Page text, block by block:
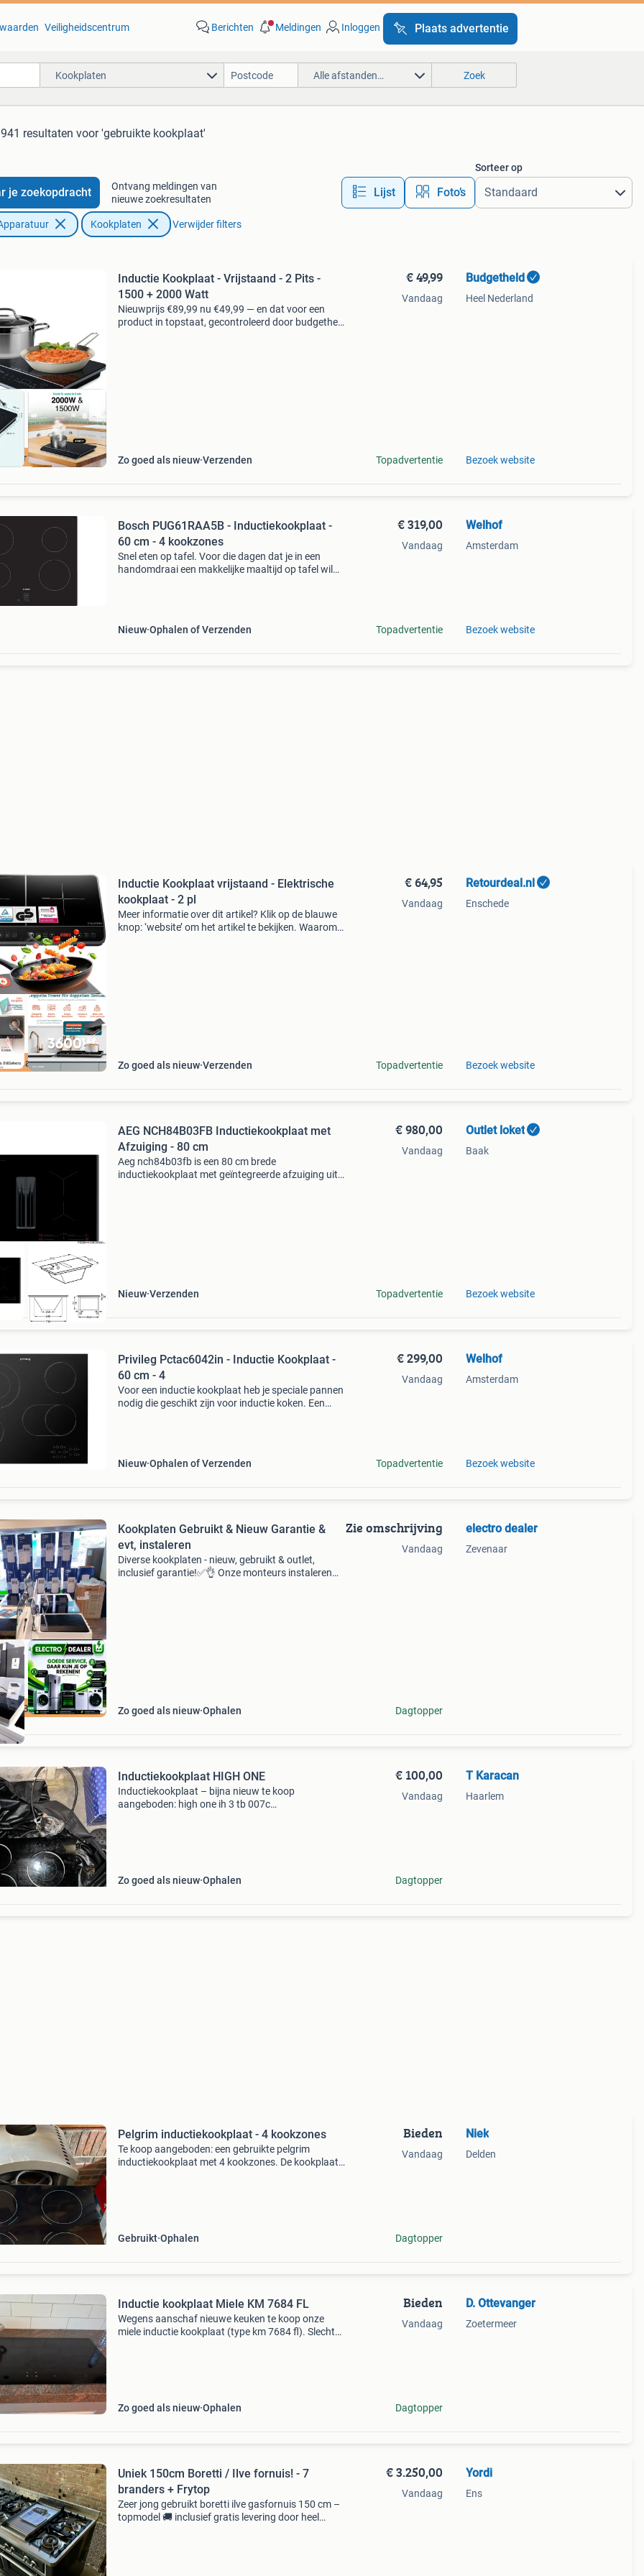
Veiligheidscentrum Berichten Meldingen Inloggen Plaats advertentie
Kookplaten Alle afstanden… Zoek
resultaten voor 'gebruikte kookplaat'
je zoekopdracht
Ontvang meldingen van
nieuwe zoekresultaten
Lijst Foto’s
Sorteer op
Kookplaten Verwijder filters
40 Euro
Inductie Kookplaat - Vrijstaand - 2 Pits -
1500 + 2000 Watt
Nieuwprijs €89,99 nu €49,99 — en dat voor een
product in topstaat, gecontroleerd door budgetheld
Zo goed als nieuw Verzenden
€ 49,99
Vandaag
Topadvertentie
Budgetheld
Heel Nederland
Bezoek website
Bosch PUG61RAA5B - Inductiekookplaat -
60 cm - 4 kookzones
Snel eten op tafel. Voor die dagen dat je in een
handomdraai een makkelijke maaltijd op tafel wil
Nieuw Ophalen of Verzenden
€ 319,00
Vandaag
Topadvertentie
Welhof
Amsterdam
Bezoek website
Korting
Inductie Kookplaat vrijstaand - Elektrische
kookplaat - 2 pl
Meer informatie over dit artikel? Klik op de blauwe
knop: ‘website’ om het artikel te bekijken. Waarom
Zo goed als nieuw Verzenden
€ 64,95
Vandaag
Topadvertentie
Retourdeal.nl
Enschede
Bezoek website
AEG NCH84B03FB Inductiekookplaat met
Afzuiging - 80 cm
Aeg nch84b03fb is een 80 cm brede
inductiekookplaat met geïntegreerde afzuiging uit
Nieuw Verzenden
€ 980,00
Vandaag
Topadvertentie
Outlet loket
Baak
Bezoek website
Privileg Pctac6042in - Inductie Kookplaat -
60 cm - 4
Voor een inductie kookplaat heb je speciale pannen
nodig die geschikt zijn voor inductie koken. Een
Nieuw Ophalen of Verzenden
€ 299,00
Vandaag
Topadvertentie
Welhof
Amsterdam
Bezoek website
Bezorgd
Kookplaten Gebruikt & Nieuw Garantie &
evt, instaleren
Diverse kookplaten - nieuw, gebruikt & outlet,
inclusief garantie!✅👌 Onze monteurs instaleren
Zo goed als nieuw Ophalen
Zie omschrijving
Vandaag
Dagtopper
electro dealer
Zevenaar
Inductiekookplaat HIGH ONE
Inductiekookplaat – bijna nieuw te koop
aangeboden: high one ih 3 tb 007c
Zo goed als nieuw Ophalen
€ 100,00
Vandaag
Dagtopper
T Karacan
Haarlem
Pelgrim inductiekookplaat - 4 kookzones
Te koop aangeboden: een gebruikte pelgrim
inductiekookplaat met 4 kookzones. De kookplaat
Gebruikt Ophalen
Bieden
Vandaag
Dagtopper
Niek
Delden
Inductie kookplaat Miele KM 7684 FL
Wegens aanschaf nieuwe keuken te koop onze
miele inductie kookplaat (type km 7684 fl). Slechts
Zo goed als nieuw Ophalen
Bieden
Vandaag
Dagtopper
D. Ottevanger
Zoetermeer
Uniek 150cm Boretti / Ilve fornuis! - 7
branders + Frytop
Zeer jong gebruikt boretti ilve gasfornuis 150 cm –
topmodel 🚚 inclusief gratis levering door heel
€ 3.250,00
Vandaag
Yordi
Ens